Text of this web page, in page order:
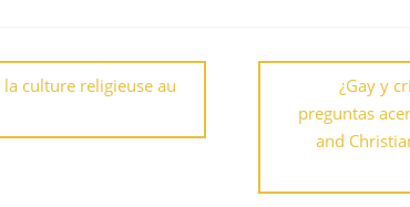
culture religieuse au
¿Gay y
preguntas
and